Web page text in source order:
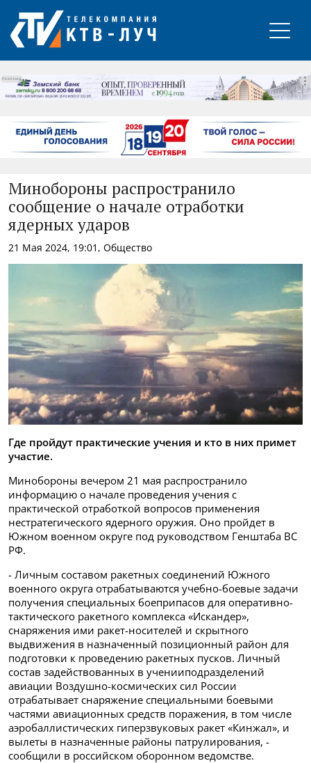
РЕКЛАМА
Минобороны распространило
сообщение о начале отработки
ядерных ударов
21 Мая 2024, 19:01, Общество
Где пройдут практические учения и кто в них примет
участие.
Минобороны вечером 21 мая распространило
информацию о начале проведения учения с
практической отработкой вопросов применения
нестратегического ядерного оружия. Оно пройдет в
Южном военном округе под руководством Генштаба ВС
РФ.
- Личным составом ракетных соединений Южного
военного округа отрабатываются учебно-боевые задачи
получения специальных боеприпасов для оперативно-
тактического ракетного комплекса «Искандер»,
снаряжения ими ракет-носителей и скрытного
выдвижения в назначенный позиционный район для
подготовки к проведению ракетных пусков. Личный
состав задействованных в ученииподразделений
авиации Воздушно-космических сил России
отрабатывает снаряжение специальными боевыми
частями авиационных средств поражения, в том числе
аэробаллистических гиперзвуковых ракет «Кинжал», и
вылеты в назначенные районы патрулирования, -
сообщили в российском оборонном ведомстве.